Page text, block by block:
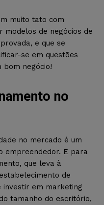
muito tato com
de negócios de
e que se
se em questões
bom negócio!
no
no mercado é um
empreendedor. E para
que leva à
de
investir em marketing
tamanho do escritório,